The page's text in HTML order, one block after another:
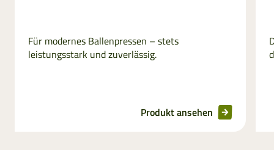
Für modernes Ballenpressen – stets
leistungsstark und zuverlässig.
Produkt ansehen